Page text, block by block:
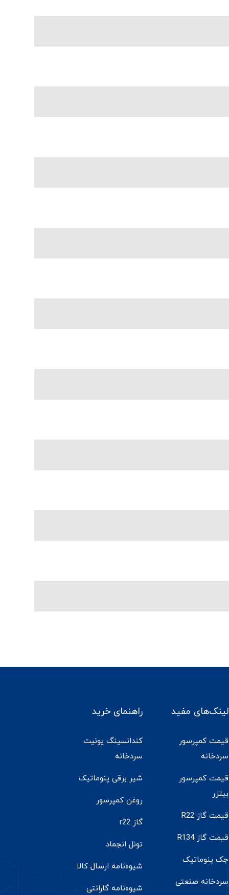
لینک‌های مفید
قیمت کمپرسور
سردخانه
قیمت کمپرسور
بیتزر
قیمت گاز R22
قیمت گاز R134
جک پنوماتیک
سردخانه صنعتی
راهنمای خرید
کندانسینگ یونیت
سردخانه
شیر برقی پنوماتیک
روغن کمپرسور
گاز r22
تونل انجماد
شیوه‌نامه ارسال کالا
شیوه‌نامه گارانتی